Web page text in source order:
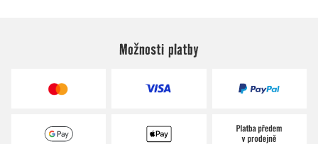
Možnosti platby